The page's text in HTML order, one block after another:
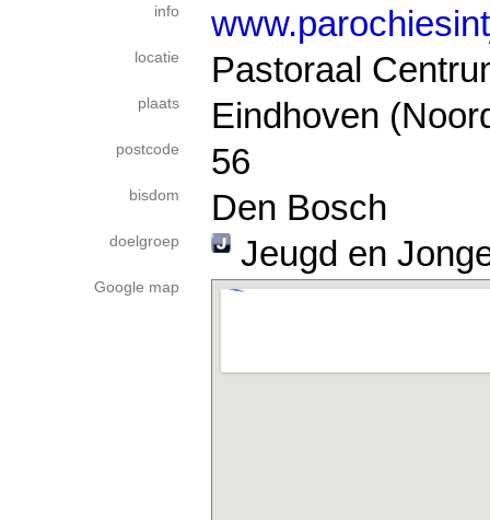
info
locatie Pastoraal
plaats Eindhoven
postcode 56
bisdom Den Bosch
doelgroep Jeugd en
Google map